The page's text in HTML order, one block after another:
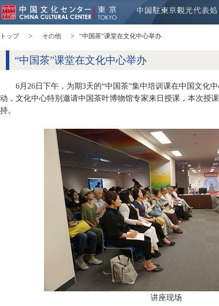
トップ その他 “中国茶”课堂在文化中心举办
“中国茶”课堂在文化中心举办
6月26日下午，为期3天的“中国茶”集中培训课在中国文化
动，文化中心特别邀请中国茶叶博物馆专家来日授课，本次授
持。
讲座现场